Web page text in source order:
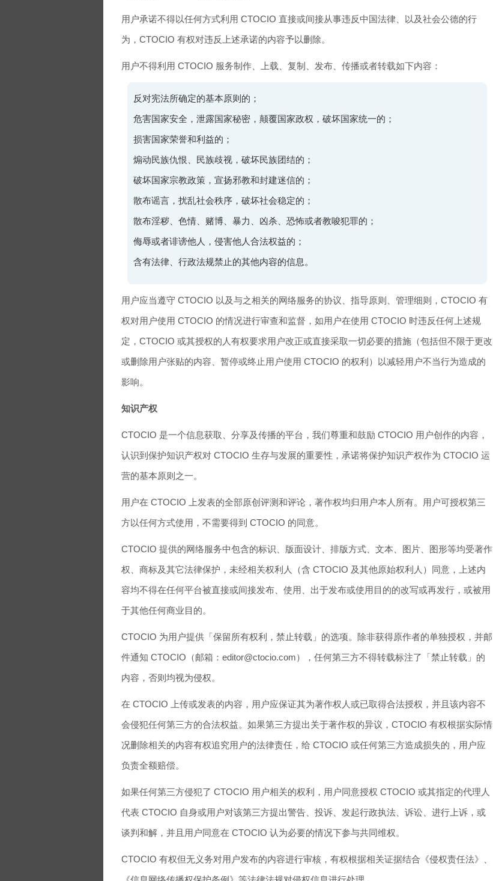
用户承诺不得以任何方式利用 CTOCIO 直接或间接从事违反中国法律、以及社会公德的行
为，CTOCIO 有权对违反上述承诺的内容予以删除。
用户不得利用 CTOCIO 服务制作、上载、复制、发布、传播或者转载如下内容：
反对宪法所确定的基本原则的；
危害国家安全，泄露国家秘密，颠覆国家政权，破坏国家统一的；
损害国家荣誉和利益的；
煽动民族仇恨、民族歧视，破坏民族团结的；
破坏国家宗教政策，宣扬邪教和封建迷信的；
散布谣言，扰乱社会秩序，破坏社会稳定的；
散布淫秽、色情、赌博、暴力、凶杀、恐怖或者教唆犯罪的；
侮辱或者诽谤他人，侵害他人合法权益的；
含有法律、行政法规禁止的其他内容的信息。
用户应当遵守 CTOCIO 以及与之相关的网络服务的协议、指导原则、管理细则，CTOCIO 有
权对用户使用 CTOCIO 的情况进行审查和监督，如用户在使用 CTOCIO 时违反任何上述规
定，CTOCIO 或其授权的人有权要求用户改正或直接采取一切必要的措施（包括但不限于更改
或删除用户张贴的内容、暂停或终止用户使用 CTOCIO 的权利）以减轻用户不当行为造成的
影响。
知识产权
CTOCIO 是一个信息获取、分享及传播的平台，我们尊重和鼓励 CTOCIO 用户创作的内容，
认识到保护知识产权对 CTOCIO 生存与发展的重要性，承诺将保护知识产权作为 CTOCIO 运
营的基本原则之一。
用户在 CTOCIO 上发表的全部原创评测和评论，著作权均归用户本人所有。用户可授权第三
方以任何方式使用，不需要得到 CTOCIO 的同意。
CTOCIO 提供的网络服务中包含的标识、版面设计、排版方式、文本、图片、图形等均受著作
权、商标及其它法律保护，未经相关权利人（含 CTOCIO 及其他原始权利人）同意，上述内
容均不得在任何平台被直接或间接发布、使用、出于发布或使用目的的改写或再发行，或被用
于其他任何商业目的。
CTOCIO 为用户提供「保留所有权利，禁止转载」的选项。除非获得原作者的单独授权，并邮
件通知 CTOCIO（邮箱：editor@ctocio.com），任何第三方不得转载标注了「禁止转载」的
内容，否则均视为侵权。
在 CTOCIO 上传或发表的内容，用户应保证其为著作权人或已取得合法授权，并且该内容不
会侵犯任何第三方的合法权益。如果第三方提出关于著作权的异议，CTOCIO 有权根据实际情
况删除相关的内容有权追究用户的法律责任，给 CTOCIO 或任何第三方造成损失的，用户应
负责全额赔偿。
如果任何第三方侵犯了 CTOCIO 用户相关的权利，用户同意授权 CTOCIO 或其指定的代理人
代表 CTOCIO 自身或用户对该第三方提出警告、投诉、发起行政执法、诉讼、进行上诉，或
谈判和解，并且用户同意在 CTOCIO 认为必要的情况下参与共同维权。
CTOCIO 有权但无义务对用户发布的内容进行审核，有权根据相关证据结合《侵权责任法》、